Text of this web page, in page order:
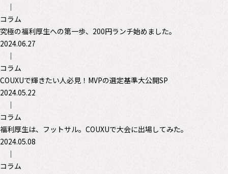
｜
コラム
究極の福利厚生への第一歩、200円ランチ始めました。
2024.06.27
｜
コラム
COUXUで輝きたい人必見！MVPの選定基準大公開SP
2024.05.22
｜
コラム
福利厚生は、フットサル。COUXUで大会に出場してみた。
2024.05.08
｜
コラム